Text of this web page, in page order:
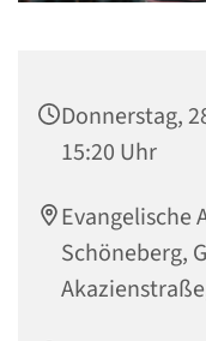
Donnerstag,
15:20 Uhr
Evangelische
Schöneberg,